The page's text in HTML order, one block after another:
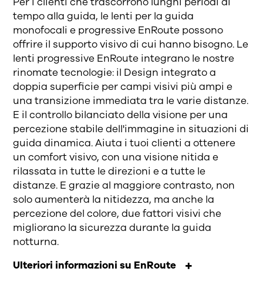
tempo alla guida, le lenti per la guida
monofocali e progressive EnRoute possono
offrire il supporto visivo di cui hanno bisogno. Le
lenti progressive EnRoute integrano le nostre
rinomate tecnologie: il Design integrato a
doppia superficie per campi visivi più ampi e
una transizione immediata tra le varie distanze.
E il controllo bilanciato della visione per una
percezione stabile dell'immagine in situazioni di
guida dinamica. Aiuta i tuoi clienti a ottenere
un comfort visivo, con una visione nitida e
rilassata in tutte le direzioni e a tutte le
distanze. E grazie al maggiore contrasto, non
solo aumenterà la nitidezza, ma anche la
percezione del colore, due fattori visivi che
migliorano la sicurezza durante la guida
notturna.
Ulteriori informazioni su EnRoute